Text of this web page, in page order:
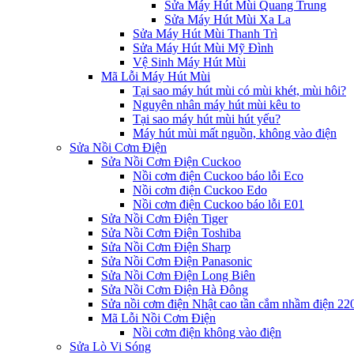
Sửa Máy Hút Mùi Quang Trung
Sửa Máy Hút Mùi Xa La
Sửa Máy Hút Mùi Thanh Trì
Sửa Máy Hút Mùi Mỹ Đình
Vệ Sinh Máy Hút Mùi
Mã Lỗi Máy Hút Mùi
Tại sao máy hút mùi có mùi khét, mùi hôi?
Nguyên nhân máy hút mùi kêu to
Tại sao máy hút mùi hút yếu?
Máy hút mùi mất nguồn, không vào điện
Sửa Nồi Cơm Điện
Sửa Nồi Cơm Điện Cuckoo
Nồi cơm điện Cuckoo báo lỗi Eco
Nồi cơm điện Cuckoo Edo
Nồi cơm điện Cuckoo báo lỗi E01
Sửa Nồi Cơm Điện Tiger
Sửa Nồi Cơm Điện Toshiba
Sửa Nồi Cơm Điện Sharp
Sửa Nồi Cơm Điện Panasonic
Sửa Nồi Cơm Điện Long Biên
Sửa Nồi Cơm Điện Hà Đông
Sửa nồi cơm điện Nhật cao tần cắm nhầm điện
Mã Lỗi Nồi Cơm Điện
Nồi cơm điện không vào điện
Sửa Lò Vi Sóng